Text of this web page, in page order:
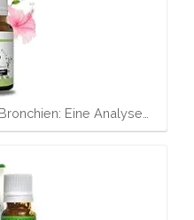
Eine Analyse…